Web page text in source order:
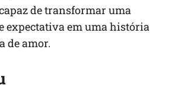
de transformar uma
expectativa em uma história
de amor.